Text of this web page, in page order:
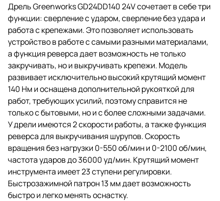
Дрель Greenworks GD24DD140 24V сочетает в себе три
функции: сверление с ударом, сверление без удара и
работа с крепежами. Это позволяет использовать
устройство в работе с самыми разными материалами,
а функция реверса дает возможность не только
закручивать, но и выкручивать крепежи. Модель
развивает исключительно высокий крутящий момент
140 Нм и оснащена дополнительной рукояткой для
работ, требующих усилий, поэтому справится не
только с бытовыми, но и с более сложными задачами.
У дрели имеются 2 скорости работы, а также функция
реверса для выкручивания шурупов. Скорость
вращения без нагрузки 0-550 об/мин и 0-2100 об/мин,
частота ударов до 36000 уд/мин. Крутящий момент
инструмента имеет 23 ступени регулировки.
Быстрозажимной патрон 13 мм дает возможность
быстро и легко менять оснастку.